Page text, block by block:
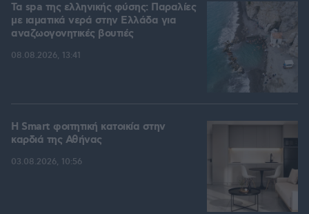
Τα spa της ελληνικής φύσης: Παραλίες
με ιαματικά νερά στην Ελλάδα για
αναζωογονητικές βουτιές
08.08.2026, 13:41
Η Smart φοιτητική κατοικία στην
καρδιά της Αθήνας
03.08.2026, 10:56